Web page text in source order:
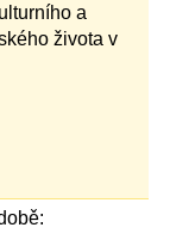
a
života v